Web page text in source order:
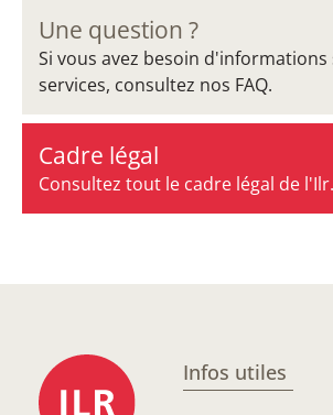
Une question ?
Si vous avez besoin d'informations
services, consultez nos FAQ.
Cadre légal
Consultez tout le cadre légal de l'Ilr.
Infos utiles